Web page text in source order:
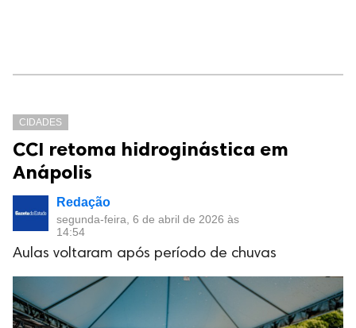
CIDADES
CCI retoma hidroginástica em
Anápolis
Redação
segunda-feira, 6 de abril de 2026 às
14:54
Aulas voltaram após período de chuvas